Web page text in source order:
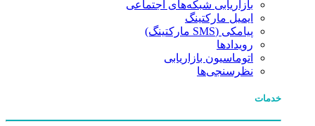
بازاریابی شبکه‌های اجتماعی
ایمیل مارکتینگ
پیامکی (SMS مارکتینگ)
رویدادها
اتوماسیون بازاریابی
نظرسنجی‌ها
خدمات